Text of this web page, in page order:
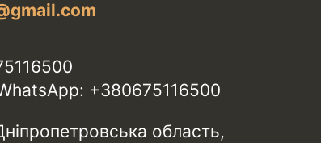
+380675116500
область,